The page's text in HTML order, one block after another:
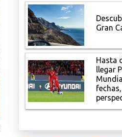
Gran
Hasta
llegar